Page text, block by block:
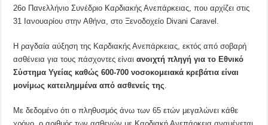
26ο Πανελλήνιο Συνέδριο Καρδιακής Ανεπάρκειας, που αρχίζει στις
31 Ιανουαρίου στην Αθήνα, στο Ξενοδοχείο Divani Caravel.
Η ραγδαία αύξηση της Καρδιακής Ανεπάρκειας, εκτός από σοβαρή
ασθένεια για τους πάσχοντες είναιανοιχτή πληγή για το Εθνικό
Σύστημα Υγείας καθώς 600-700 νοσοκομειακά κρεβάτια είναι
μονίμως κατειλημμένα από ασθενείς της
Με δεδομένο ότι ο πληθυσμός άνω των 65 ετών μεγαλώνει κάθε